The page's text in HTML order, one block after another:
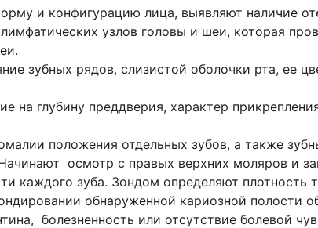
и конфигурацию лица, выявляют наличие
узлов головы и шеи, которая
зубных рядов, слизистой оболочки рта, ее
на глубину преддверия, характер
положения отдельных зубов, а также
осмотр с правых верхних моляров и
каждого зуба. Зондом определяют
обнаруженной кариозной полости
болезненность или отсутствие болевой